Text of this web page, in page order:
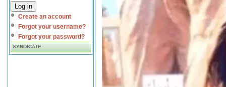
Log in
Create an account
Forgot your username?
Forgot your password?
SYNDICATE